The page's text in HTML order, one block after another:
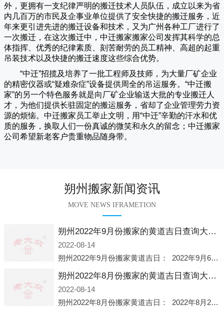
外，更拥有一支纪律严明的搬迁技术人员队伍，成立以来为省
内几百万的市民及企事业单位提供了安全快捷的搬迁服务，近
年来更引进先进的搬迁设备和技术，又为广州各种工厂进行了
一次搬迁，在这次搬迁中， 中迁搬家搬家公司发挥其科学的总
体指挥、优秀的纪律素质、刻苦耐劳的员工精神、高超的起重
吊装技术以及快捷的搬迁速度这些综合优势。
“中迁”招揽及培养了一批工程师及技师，为大量厂矿企业
的精密仪器或“疑难杂症”设备提供周全的吊运服务。“中迁搬
家”的另一个特色服务就是向厂矿企业输送大批的专业搬迁人
才，为他们提供长驻固定的搬运服务，省却了企业管理劳力资
源的烦恼。 中迁搬家员工举止文明，用“中迁”辛勤的汗水和优
质的服务，换取人们一份真诚的微笑和永久的留念； 中迁搬家
公司希望新老客户贵重物品随身带。
朔州搬家新闻资讯
MOVE NEWS IFRAMETION
朔州2022年9月份搬家的黄道吉日查询大全一览表哪天适合搬家好日子
2022-08-14
朔州2022年9月份搬家黄道吉日： 2022年9月6日 「星期二」 农历八月十一2022年9月12日 「星期一」 农历八月十七2022年9月16日 「星期五」 农历八月廿一2022年9月2
朔州2022年8月份搬家的黄道吉日查询大全一览表哪天适合搬家好日子
2022-08-14
朔州2022年8月份搬家黄道吉日： 2022年8月2日 「星期二」 农历七月初五2022年8月6日 「星期六」 农历七月初九2022年8月8日 「星期一」 农历七月十一2022年8月10日 「